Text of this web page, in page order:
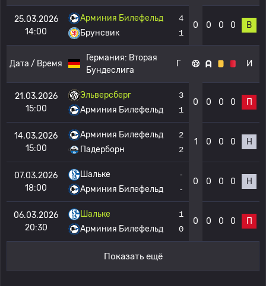
25.03.2026
14:00
Арминия Билефельд
Брунсвик
4
1
0 0 0 0 В
Дата / Время
Германия: Вторая
Бундеслига
Г И
21.03.2026
15:00
Эльверсберг
Арминия Билефельд
3
1
0 0 0 0 П
14.03.2026
15:00
Арминия Билефельд
Падерборн
2
2
1 0 0 0 Н
07.03.2026
18:00
Шальке
Арминия Билефельд
-
-
0 0 0 0 Н
06.03.2026
20:30
Шальке
Арминия Билефельд
1
0
0 0 0 0 П
Показать ещё